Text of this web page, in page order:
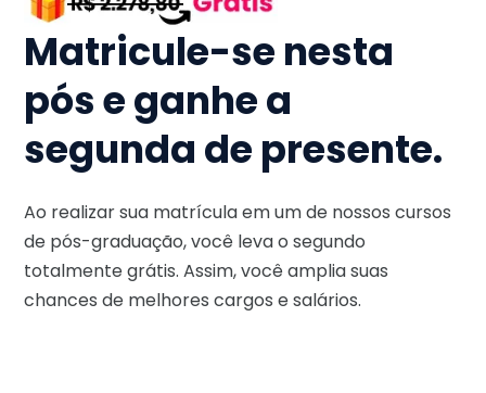
Matricule-se nesta
pós e ganhe a
segunda de presente.
Ao realizar sua matrícula em um de nossos cursos
de pós-graduação, você leva o segundo
totalmente grátis. Assim, você amplia suas
chances de melhores cargos e salários.